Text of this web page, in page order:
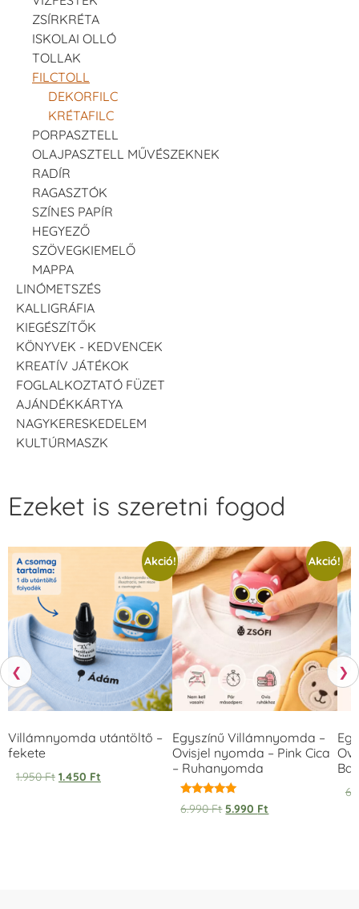
ZSÍRKRÉTA
ISKOLAI OLLÓ
TOLLAK
FILCTOLL
DEKORFILC
KRÉTAFILC
PORPASZTELL
OLAJPASZTELL MŰVÉSZEKNEK
RADÍR
RAGASZTÓK
SZÍNES PAPÍR
HEGYEZŐ
SZÖVEGKIEMELŐ
MAPPA
LINÓMETSZÉS
KALLIGRÁFIA
KIEGÉSZÍTŐK
KÖNYVEK - KEDVENCEK
KREATÍV JÁTÉKOK
FOGLALKOZTATÓ FÜZET
AJÁNDÉKKÁRTYA
NAGYKERESKEDELEM
KULTÚRMASZK
❮
Ezeket is szeretni fogod
Akció!
Villámnyomda utántöltő –
fekete
1.950Ft 1.450 Ft
Akció!
Egyszínű Villámnyomda –
Ovisjel nyomda – Pink Cica
– Ruhanyomda
Értékelés:
5.00
6.990Ft 5.990 Ft
❯